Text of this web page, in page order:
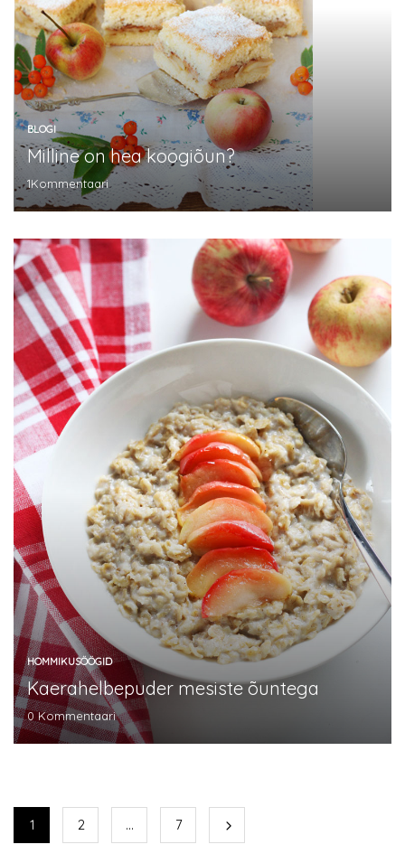
BLOGI
Milline on hea koogiõun?
1Kommentaari
HOMMIKUSÖÖGID
Kaerahelbepuder mesiste õuntega
0Kommentaari
1 2 … 7